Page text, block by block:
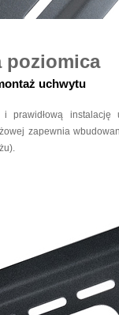
poziomica
uchwytu
i prawidłową instalację
zapewnia